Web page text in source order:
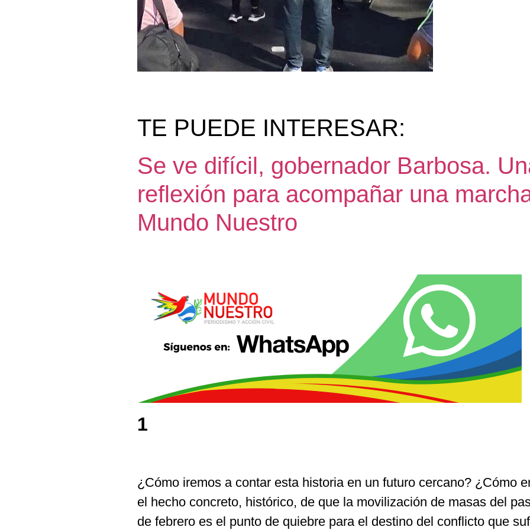
TE PUEDE INTERESAR:
Se ve difícil, gobernador Barbosa.
reflexión para acompañar una
Mundo Nuestro
1
¿Cómo iremos a contar esta historia en un futuro cercano? ¿Cómo
el hecho concreto, histórico, de que la movilización de masas del
de febrero es el punto de quiebre para el destino del conflicto que